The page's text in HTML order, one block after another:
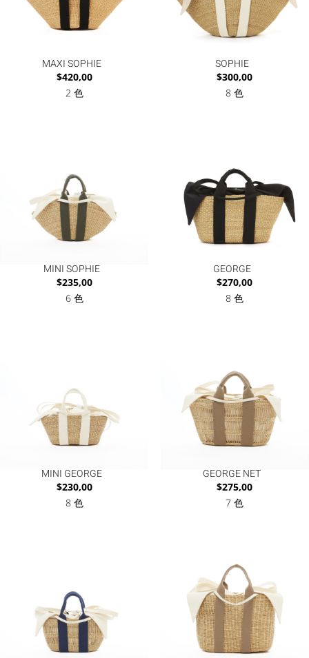
MAXI SOPHIE
$420,00
2 色
SOPHIE
$300,00
8 色
MINI SOPHIE
$235,00
6 色
GEORGE
$270,00
8 色
MINI GEORGE
$230,00
8 色
GEORGE NET
$275,00
7 色